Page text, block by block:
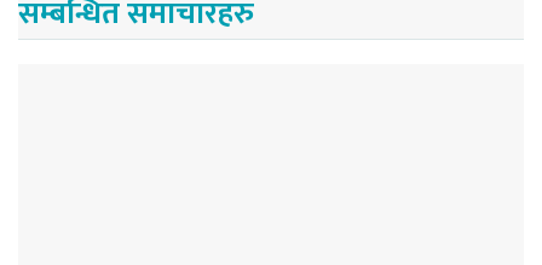
सम्बन्धित समाचारहरु